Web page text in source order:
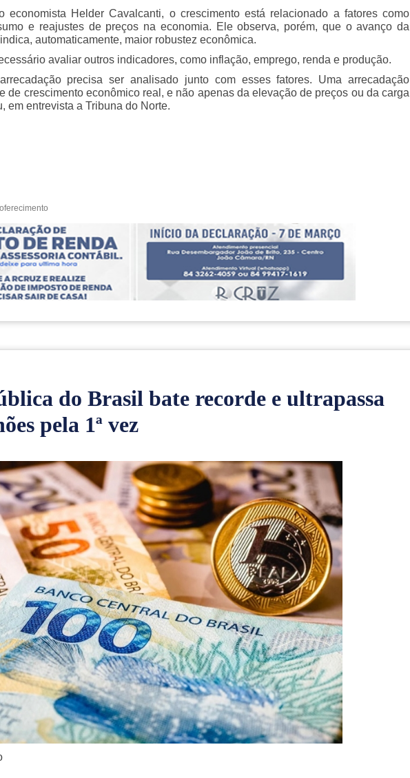
economista Helder Cavalcanti, o crescimento está relacionado a fatores como
e reajustes de preços na economia. Ele observa, porém, que o avanço da
automaticamente, maior robustez econômica.
avaliar outros indicadores, como inflação, emprego, renda e produção.
precisa ser analisado junto com esses fatores. Uma arrecadação
de crescimento econômico real, e não apenas da elevação de preços ou da carga
em entrevista a Tribuna do Norte.
do Brasil bate recorde e ultrapassa
pela 1ª vez